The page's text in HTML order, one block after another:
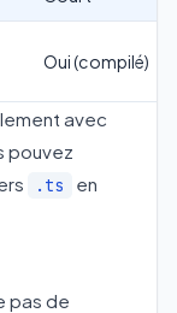
Oui (compilé)
avec
pouvez
.ts
en
pas de